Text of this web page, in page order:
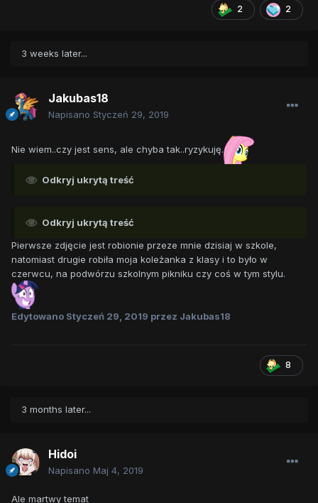
2 2
3 weeks later...
Jakubas18
Napisano Styczeń 29, 2019
Nie wiem..czy jest sens, ale chyba tak..ryzykuję.
Odkryj ukrytą treść
Odkryj ukrytą treść
Pierwsze zdjęcie jest robionie przeze mnie dzisiaj w szkole,
natomiast drugie robiła moja koleżanka z klasy i to było w
czerwcu, na podwórzu szkolnym pikniku czy coś w tym stylu.
Edytowano Styczeń 29, 2019 przez Jakubas18
8
3 months later...
Hidoi
Napisano Maj 4, 2019
Ale martwy temat